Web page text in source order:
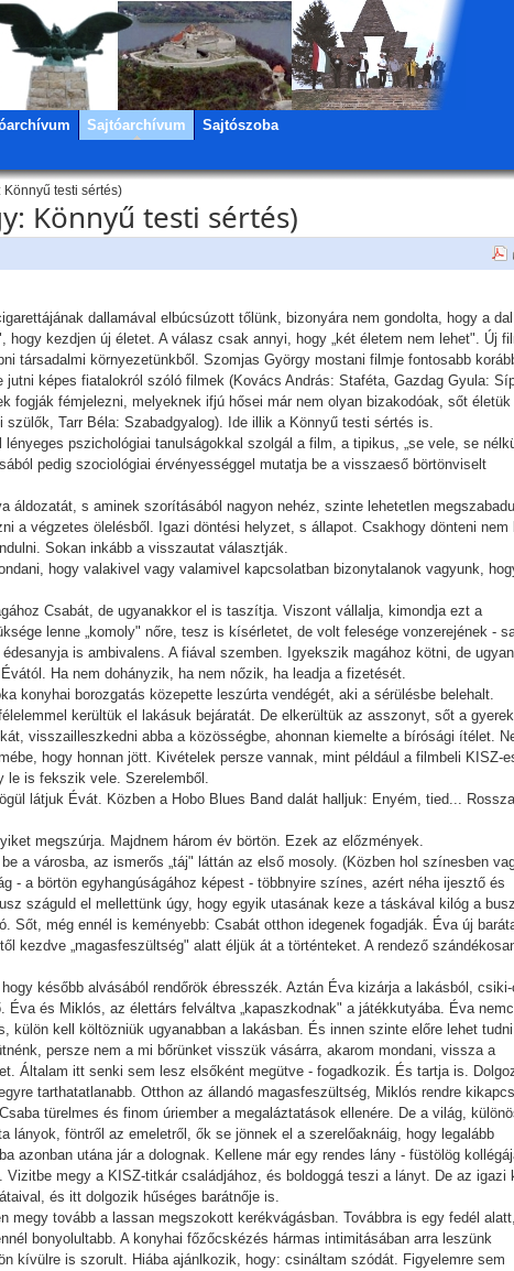
Sajtóarchívum
Sajtószoba
Könnyű testi sértés)
Könnyű testi sértés)
dallamával elbúcsúzott tőlünk, bizonyára nem gondolta, hogy a dal
kezdjen új életet. A válasz csak annyi, hogy „két életem nem lehet". Új
társadalmi környezetünkből. Szomjas György mostani filmje fontosabb
képes fiatalokról szóló filmek (Kovács András: Staféta, Gazdag Gyula:
fogják fémjelezni, melyeknek ifjú hősei már nem olyan bizakodóak, sőt életük
Tarr Béla: Szabadgyalog). Ide illik a Könnyű testi sértés is.
pszichológiai tanulságokkal szolgál a film, a tipikus, „se vele, se
pedig szociológiai érvényességgel mutatja be a visszaeső börtönviselt
s aminek szorításából nagyon nehéz, szinte lehetetlen
a végzetes ölelésből. Igazi döntési helyzet, s állapot. Csakhogy dönteni nem
Sokan inkább a visszautat választják.
hogy valakivel vagy valamivel kapcsolatban bizonytalanok vagyunk,
Csabát, de ugyanakkor el is taszítja. Viszont vállalja, kimondja ezt a
lenne „komoly" nőre, tesz is kísérletet, de volt felesége vonzerejének -
is ambivalens. A fiával szemben. Igyekszik magához kötni, de
Ha nem dohányzik, ha nem nőzik, ha leadja a fizetését.
konyhai borozgatás közepette leszúrta vendégét, aki a sérülésbe belehalt.
kerültük el lakásuk bejáratát. De elkerültük az asszonyt, sőt a
visszailleszkedni abba a közösségbe, ahonnan kiemelte a bírósági ítélet.
hogy honnan jött. Kivételek persze vannak, mint például a filmbeli KISZ-
le is fekszik vele. Szerelemből.
látjuk Évát. Közben a Hobo Blues Band dalát halljuk: Enyém, tied...
megszúrja. Majdnem három év börtön. Ezek az előzmények.
a városba, az ismerős „táj" láttán az első mosoly. (Közben hol színesben
- a börtön egyhangúságához képest - többnyire színes, azért néha ijesztő és
száguld el mellettünk úgy, hogy egyik utasának keze a táskával kilóg a busz
Sőt, még ennél is keményebb: Csabát otthon idegenek fogadják. Éva új
kezdve „magasfeszültség" alatt éljük át a történteket. A rendező
később alvásából rendőrök ébresszék. Aztán Éva kizárja a lakásból,
és Miklós, az élettárs felváltva „kapaszkodnak" a játékkutyába. Éva
kell költözniük ugyanabban a lakásban. És innen szinte előre lehet
persze nem a mi bőrünket visszük vásárra, akarom mondani, vissza a
Általam itt senki sem lesz elsőként megütve - fogadkozik. És tartja is.
tarthatatlanabb. Otthon az állandó magasfeszültség, Miklós rendre
türelmes és finom úriember a megaláztatások ellenére. De a világ,
föntről az emeletről, ők se jönnek el a szerelőaknáig, hogy legalább
azonban utána jár a dolognak. Kellene már egy rendes lány - füstölög
megy a KISZ-titkár családjához, és boldoggá teszi a lányt. De az igazi
és itt dolgozik hűséges barátnője is.
tovább a lassan megszokott kerékvágásban. Továbbra is egy fedél alatt,
bonyolultabb. A konyhai főzőcskézés hármas intimitásában arra leszünk
kívülre is szorult. Hiába ajánlkozik, hogy: csináltam szódát. Figyelemre sem